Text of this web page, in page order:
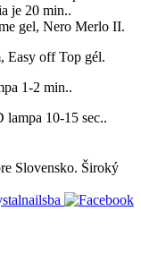
je 20 min..
gel, Nero Merlo II.
Easy off Top gél.
1-2 min..
10-15 sec..
Slovensko. Široký